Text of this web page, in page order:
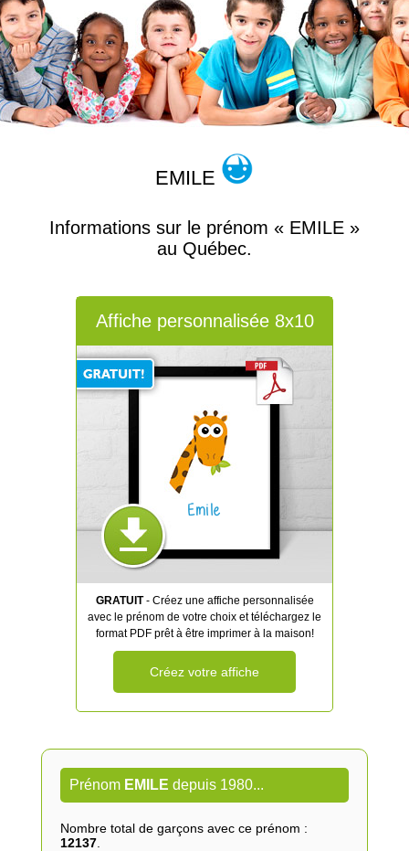
EMILE
Informations sur le prénom « EMILE »
au Québec.
Affiche personnalisée 8x10
Emile
GRATUIT- Créez une affiche personnalisée
avec le prénom de votre choix et téléchargez le
format PDF prêt à être imprimer à la maison!
Créez votre affiche
Prénom EMILE depuis 1980...
Nombre total de garçons avec ce prénom :
12137.